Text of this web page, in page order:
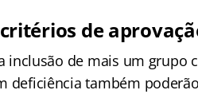
critérios de
inclusão de mais um
deficiência também